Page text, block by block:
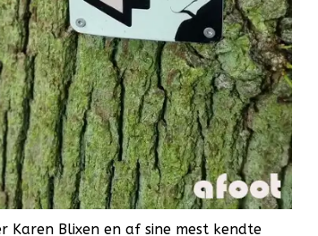
Karen Blixen en af sine mest kendte